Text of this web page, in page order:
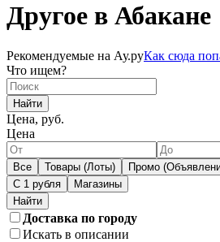
Другое в Абакане
Рекомендуемые на Ау.руКак сюда
Что ищем?
Найти
Цена, руб.
Цена
Все Товары (Лоты) Промо
С 1 рубля
Магазины
Доставка по городу
Искать в описании